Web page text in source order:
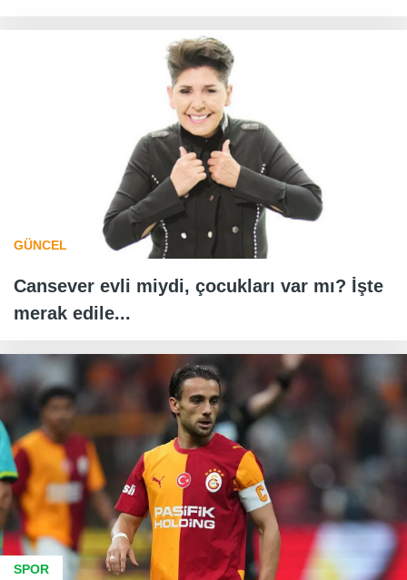
GÜNCEL
Cansever evli miydi, çocukları var mı? İşte
merak edile...
SPOR